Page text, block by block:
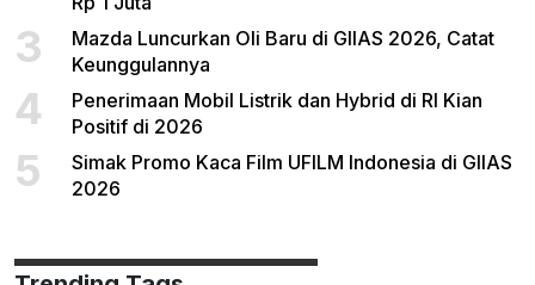
3
Mazda Luncurkan Oli Baru di GIIAS 2026, Catat
Keunggulannya
4
Penerimaan Mobil Listrik dan Hybrid di RI Kian
Positif di 2026
5
Simak Promo Kaca Film UFILM Indonesia di GIIAS
2026